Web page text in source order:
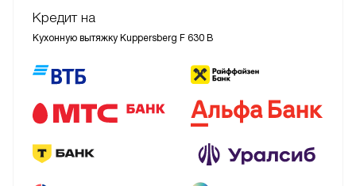
Кредит на
Кухонную вытяжку Kuppersberg F 630 B